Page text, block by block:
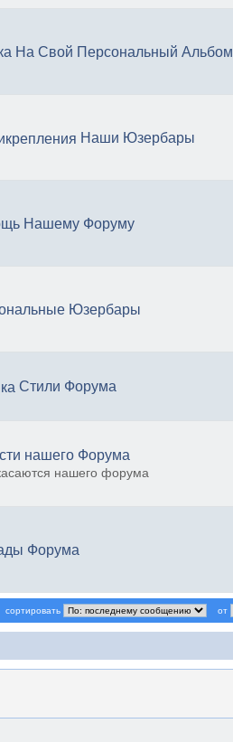
На Свой Персональный Альбом
Наши Юзербары
Нашему Форуму
Юзербары
Стили Форума
нашего Форума
нашего форума
Форума
сортировать от